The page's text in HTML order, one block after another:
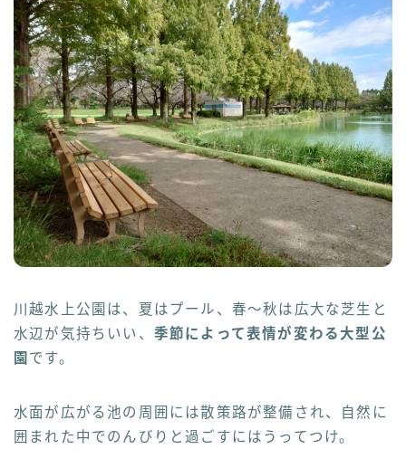
川越水上公園は、夏はプール、春〜秋は広大な芝生と
水辺が気持ちいい、 季節によって表情が変わる大型公
園 です。
水面が広がる池の周囲には散策路が整備され、自然に
囲まれた中でのんびりと過ごすにはうってつけ。